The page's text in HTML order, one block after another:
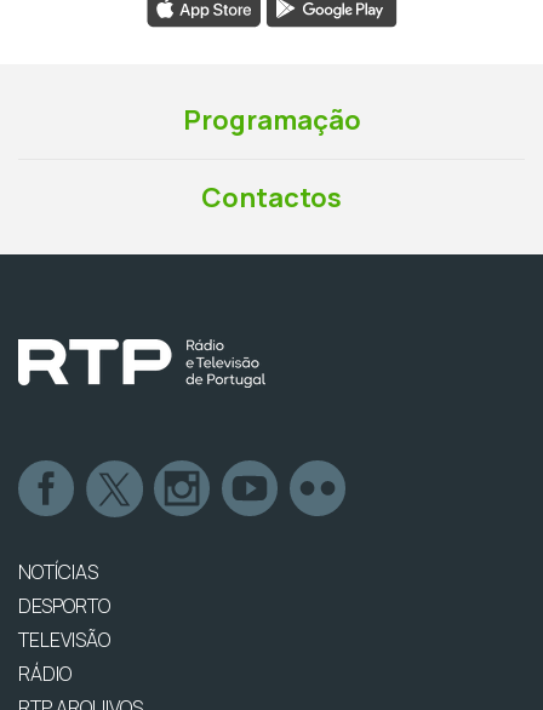
Programação
Contactos
NOTÍCIAS
DESPORTO
TELEVISÃO
RÁDIO